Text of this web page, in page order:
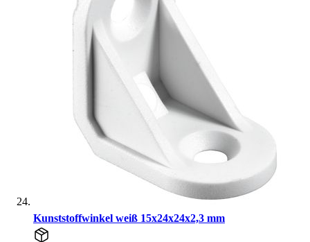
Kunststoffwinkel weiß 15x24x24x2,3 mm